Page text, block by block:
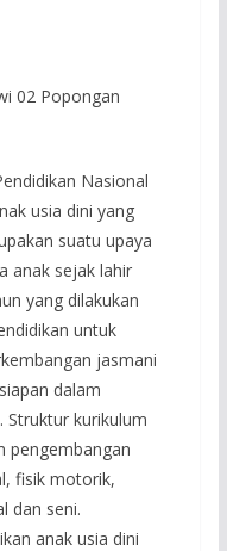
02 Popongan
Nasional
usia dini yang
suatu upaya
anak sejak lahir
yang dilakukan
untuk
jasmani
dalam
Struktur kurikulum
pengembangan
fisik motorik,
dan seni.
anak usia dini